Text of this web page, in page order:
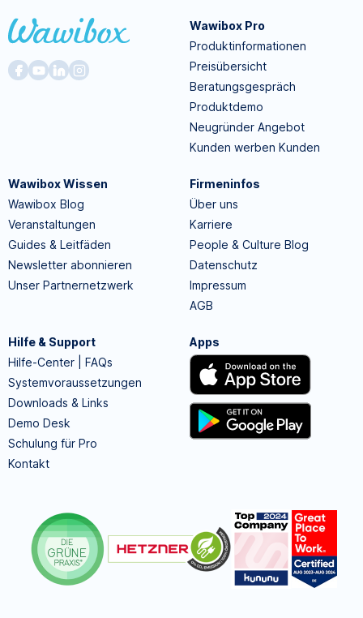
Wawibox Pro
Produktinformationen
Preisübersicht
Beratungsgespräch
Produktdemo
Neugründer Angebot
Kunden werben Kunden
Wawibox Wissen
Wawibox Blog
Veranstaltungen
Guides & Leitfäden
Newsletter abonnieren
Unser Partnernetzwerk
Firmeninfos
Über uns
Karriere
People & Culture Blog
Datenschutz
Impressum
AGB
Hilfe & Support
Hilfe-Center | FAQs
Systemvoraussetzungen
Downloads & Links
Demo Desk
Schulung für Pro
Kontakt
Apps